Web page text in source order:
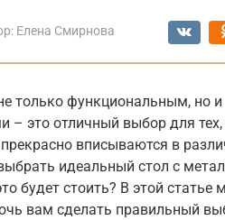
Елена Смирнова
только функциональным, но и
– это отличный выбор для тех,
вписываются в
идеальный стол с
будет стоить? В этой статье
вам сделать правильный